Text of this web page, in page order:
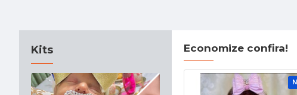
Kits Economize confira!